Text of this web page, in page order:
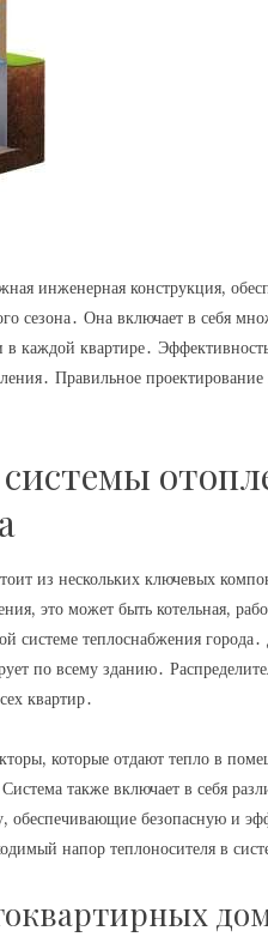
инженерная конструкция,
сезона․ Она включает в себя
в каждой квартире․
Правильное
из нескольких ключевых
это может быть котельная,
системе теплоснабжения
по всему зданию․
квартир․
которые отдают тепло в
также включает в себя
обеспечивающие безопасную и
напор теплоносителя в